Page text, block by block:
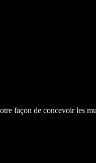
façon de concevoir les